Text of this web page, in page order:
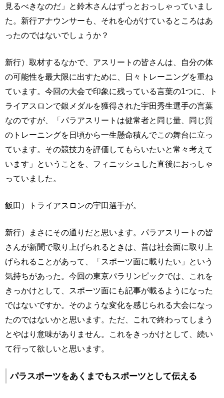
見るべきなのだ」と鈴木さんはずっとおっしゃっていまし
た。新行アナウンサーも、それを心がけているところはあ
ったのではないでしょうか？
新行）取材するなかで、アスリートの皆さんは、自分の体
の可能性を最大限に出すために、日々トレーニングを重ね
ています。今回の大会で印象に残っている言葉の1つに、ト
ライアスロンで銀メダルを獲得された宇田秀生選手の言葉
なのですが、「パラアスリートは健常者と同じ量、同じ質
のトレーニングを日頃から一生懸命積んでこの舞台に立っ
ています。その競技力を評価してもらいたいと常々考えて
います」ということを、フィニッシュした直後におっしゃ
っていました。
飯田）トライアスロンの宇田選手が。
新行）まさにその通りだと思います。パラアスリートの皆
さんが新聞で取り上げられるときは、昔は社会面に取り上
げられることがあって、「スポーツ面に載りたい」という
気持ちがあった。今回の東京パラリンピックでは、これを
きっかけとして、スポーツ面にも記事が載るようになった
ではないですか。そのような変化を感じられる大会になっ
たのではないかと思います。ただ、これで終わってしまう
とやはり意味がありません。これをきっかけとして、続い
て行って欲しいと思います。
パラスポーツをあくまでもスポーツとして伝える